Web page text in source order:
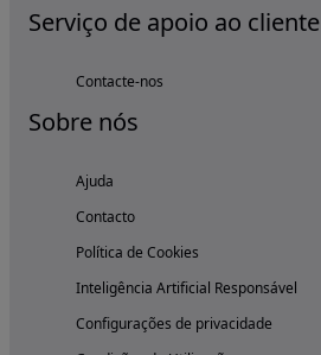
Serviço de apoio ao cliente
Contacte-nos
Sobre nós
Ajuda
Contacto
Política de Cookies
Inteligência Artificial Responsável
Configurações de privacidade